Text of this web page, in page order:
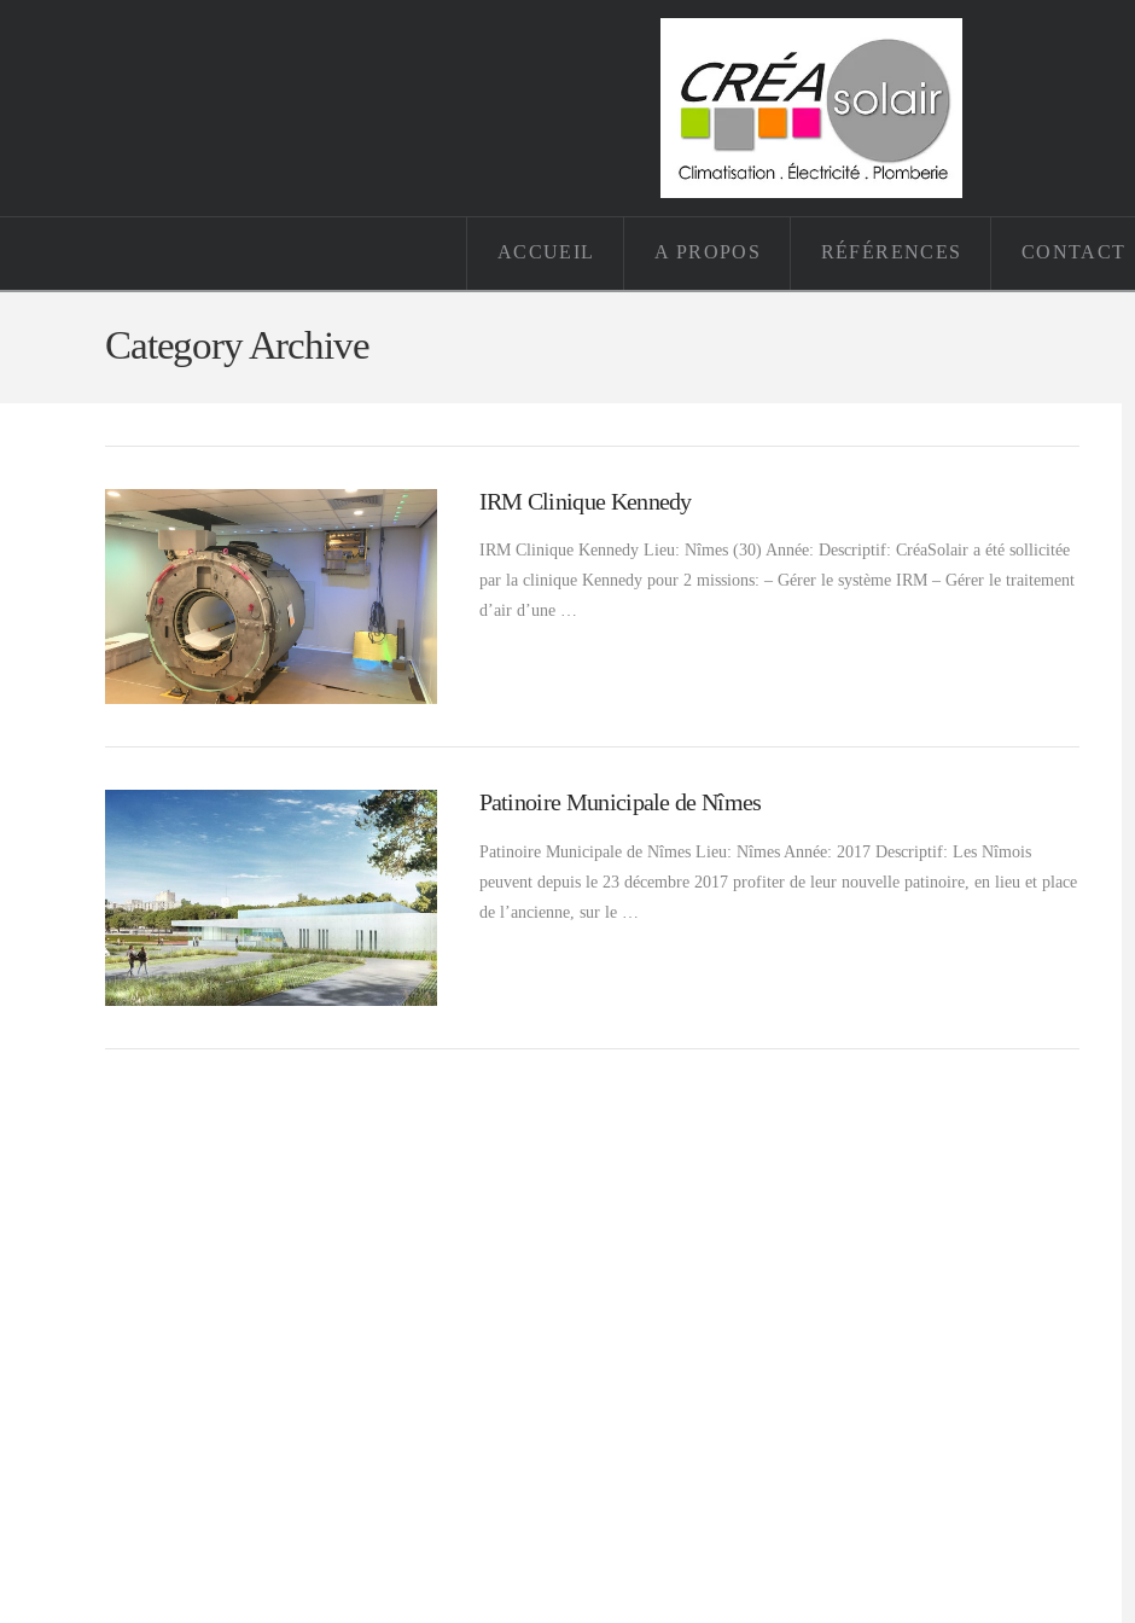
ACCUEIL A PROPOS RÉFÉRENCES CONTACT
Category Archive
IRM Clinique Kennedy
IRM Clinique Kennedy Lieu: Nîmes (30) Année: Descriptif: CréaSolair a été sollicitée
par la clinique Kennedy pour 2 missions: – Gérer le système IRM – Gérer le traitement
d’air d’une …
Patinoire Municipale de Nîmes
Patinoire Municipale de Nîmes Lieu: Nîmes Année: 2017 Descriptif: Les Nîmois
peuvent depuis le 23 décembre 2017 profiter de leur nouvelle patinoire, en lieu et place
de l’ancienne, sur le …